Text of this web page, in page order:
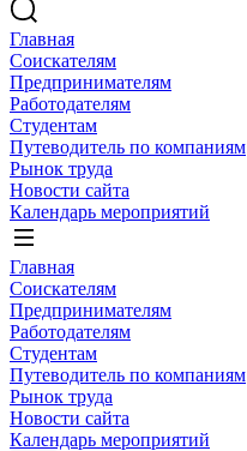
Главная
Соискателям
Предпринимателям
Работодателям
Студентам
Путеводитель по компаниям
Рынок труда
Новости сайта
Календарь мероприятий
Главная
Соискателям
Предпринимателям
Работодателям
Студентам
Путеводитель по компаниям
Рынок труда
Новости сайта
Календарь мероприятий